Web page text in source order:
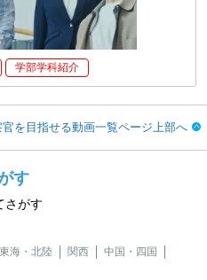
学部学科紹介
官を目指せる動画一覧ページ上部へ
す
さがす
東海・北陸 関西
中国・四国